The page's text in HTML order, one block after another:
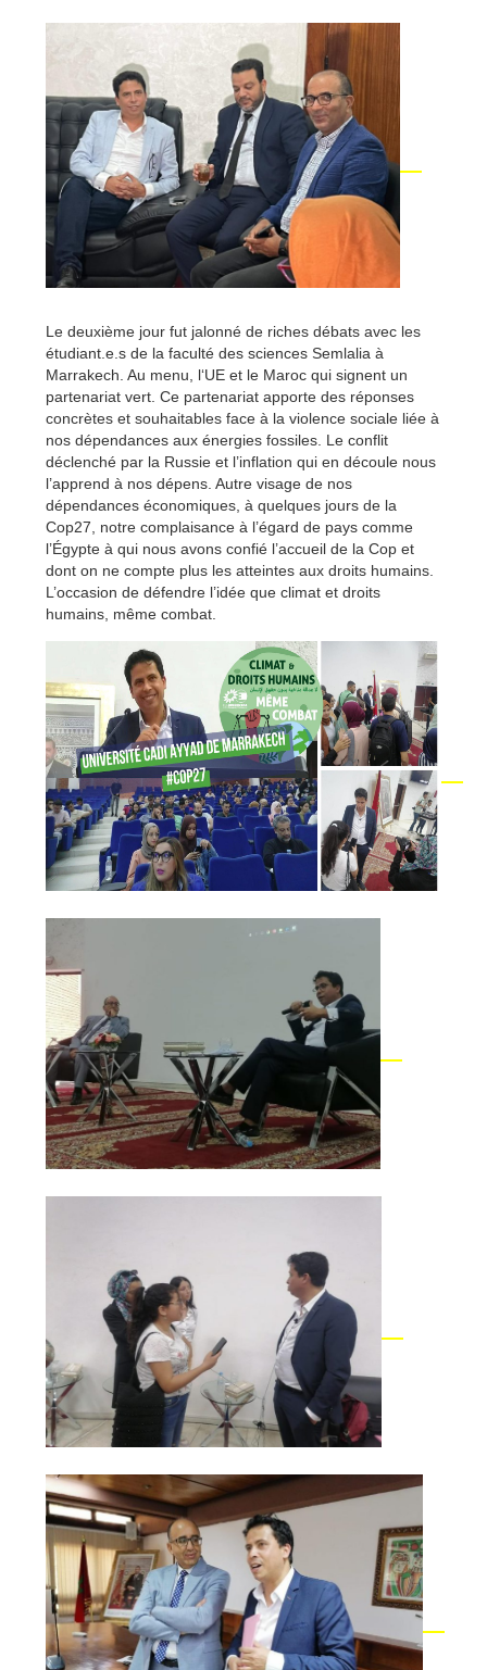
Le deuxième jour fut jalonné de riches débats avec les
étudiant.e.s de la faculté des sciences Semlalia à
Marrakech. Au menu, l‘UE et le Maroc qui signent un
partenariat vert. Ce partenariat apporte des réponses
concrètes et souhaitables face à la violence sociale liée à
nos dépendances aux énergies fossiles. Le conflit
déclenché par la Russie et l’inflation qui en découle nous
l’apprend à nos dépens. Autre visage de nos
dépendances économiques, à quelques jours de la
Cop27, notre complaisance à l’égard de pays comme
l’Égypte à qui nous avons confié l’accueil de la Cop et
dont on ne compte plus les atteintes aux droits humains.
L’occasion de défendre l’idée que climat et droits
humains, même combat.